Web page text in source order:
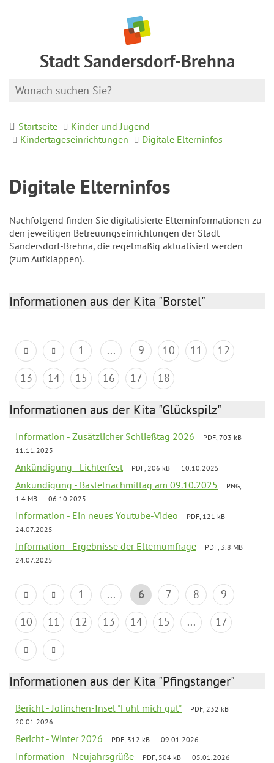
Stadt Sandersdorf-Brehna
Startseite
Kinder und Jugend
Kindertageseinrichtungen
Digitale Elterninfos
Digitale Elterninfos
Nachfolgend finden Sie digitalisierte Elterninformationen zu
den jeweiligen Betreuungseinrichtungen der Stadt
Sandersdorf-Brehna, die regelmäßig aktualisiert werden
(zum Aufklappen).
Informationen aus der Kita "Borstel"
1 ... 9 10 11
12
13
14 15 16 17 18
Informationen aus der Kita "Glückspilz"
Information - Zusätzlicher Schließtag 2026
PDF, 703 kB
11.11.2025
Ankündigung - Lichterfest PDF, 206 kB 10.10.2025
Ankündigung - Bastelnachmittag am 09.10.2025
PNG,
1.4 MB
06.10.2025
Information - Ein neues Youtube-Video
PDF, 121 kB
24.07.2025
Information - Ergebnisse der Elternumfrage
PDF, 3.8 MB
24.07.2025
1 ... 6 7 8
9
10
11 12 13 14 15 ... 17
Informationen aus der Kita "Pfingstanger"
Bericht - Jolinchen-Insel "Fühl mich gut"
PDF, 232 kB
20.01.2026
Bericht - Winter 2026 PDF, 312 kB 09.01.2026
Information - Neujahrsgrüße PDF, 504 kB 05.01.2026